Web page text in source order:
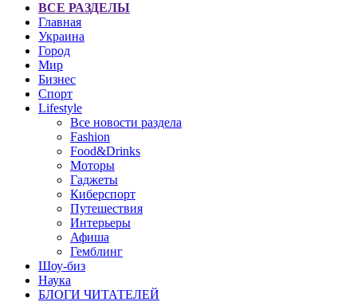
ВСЕ РАЗДЕЛЫ
Главная
Украина
Город
Мир
Бизнес
Спорт
Lifestyle
Все новости раздела
Fashion
Food&Drinks
Моторы
Гаджеты
Киберспорт
Путешествия
Интерьеры
Афиша
Гемблинг
Шоу-биз
Наука
БЛОГИ ЧИТАТЕЛЕЙ